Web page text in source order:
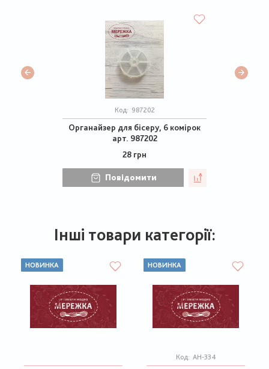
Код: 987202
Органайзер для бісеру, 6 комірок
арт. 987202
28 грн
Повідомити
Інші товари категорії:
НОВИНКА НОВИНКА
Код: АН-334